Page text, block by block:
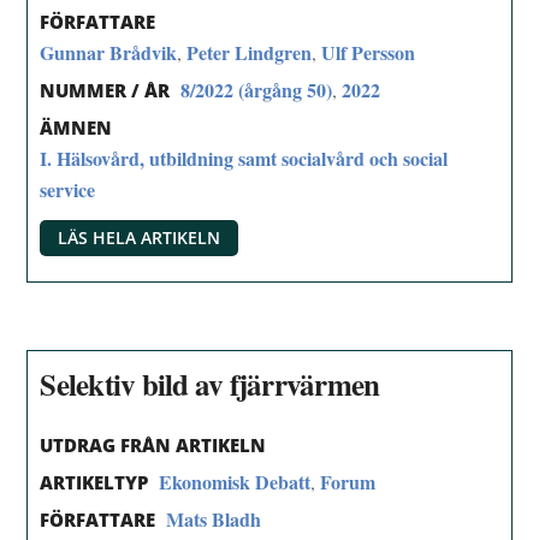
FÖRFATTARE
Gunnar Brådvik,Peter Lindgren,Ulf Persson
NUMMER / ÅR 8/2022 (årgång 50),2022
ÄMNEN
I. Hälsovård, utbildning samt socialvård och social
service
LÄS HELA ARTIKELN
Selektiv bild av fjärrvärmen
UTDRAG FRÅN ARTIKELN
ARTIKELTYP Ekonomisk Debatt,Forum
FÖRFATTARE Mats Bladh